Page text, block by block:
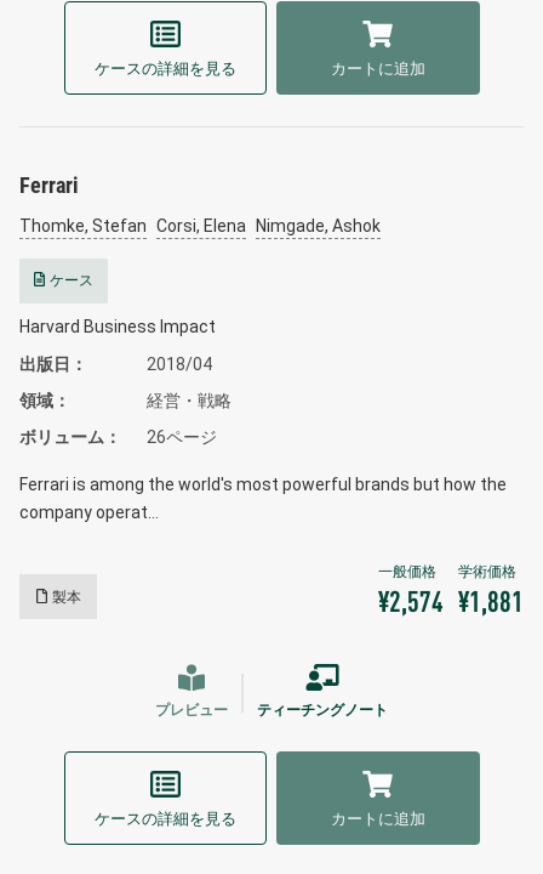
ケースの詳細を見る カートに追加
Ferrari
Thomke, Stefan Corsi, Elena Nimgade, Ashok
ケース
Harvard Business Impact
出版日
2018/04
領域
経営・戦略
ボリューム
26ページ
Ferrari is among the world's most powerful brands but how the
company operat…
製本 ¥2,574 ¥1,881
プレビュー ティーチングノート
ケースの詳細を見る カートに追加